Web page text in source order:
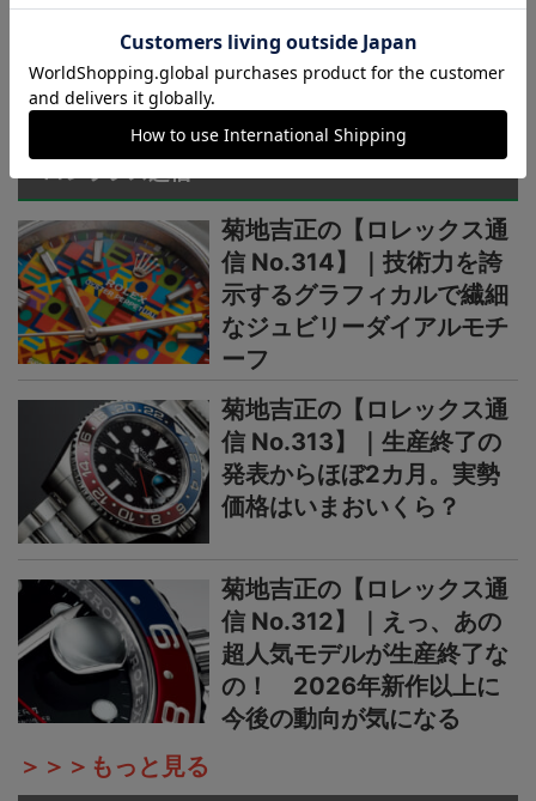
連載記事
菊地吉正の【ロレックス通
信 No.314】｜技術力を誇
示するグラフィカルで繊細
なジュビリーダイアルモチ
ーフ
菊地吉正の【ロレックス通
信 No.313】｜生産終了の
発表からほぼ2カ月。実勢
価格はいまおいくら？
菊地吉正の【ロレックス通
信 No.312】｜えっ、あの
超人気モデルが生産終了な
の！ 2026年新作以上に
今後の動向が気になる
＞＞＞もっと見る